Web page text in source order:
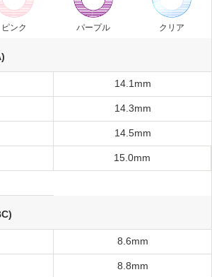
ピンク パープル クリア
14.1mm
14.3mm
14.5mm
15.0mm
8.6mm
8.8mm